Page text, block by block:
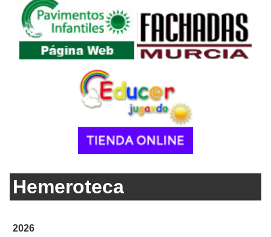
Hemeroteca
2026